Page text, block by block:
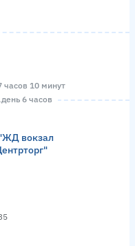
часов 10 минут
6 часов
вокзал